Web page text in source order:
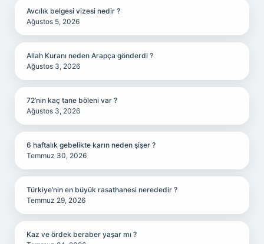
Avcılık belgesi vizesi nedir ?
Ağustos 5, 2026
Allah Kuranı neden Arapça gönderdi ?
Ağustos 3, 2026
72’nin kaç tane böleni var ?
Ağustos 3, 2026
6 haftalık gebelikte karın neden şişer ?
Temmuz 30, 2026
Türkiye’nin en büyük rasathanesi nerededir ?
Temmuz 29, 2026
Kaz ve ördek beraber yaşar mı ?